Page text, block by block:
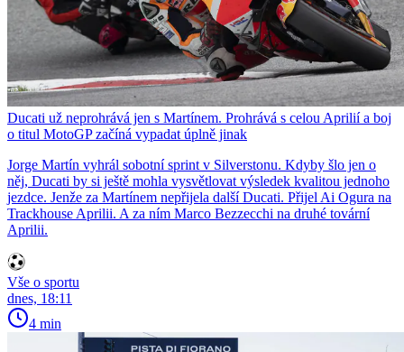
Ducati už neprohrává jen s Martínem. Prohrává s celou Aprilií a boj
o titul MotoGP začíná vypadat úplně jinak
Jorge Martín vyhrál sobotní sprint v Silverstonu. Kdyby šlo jen o
něj, Ducati by si ještě mohla vysvětlovat výsledek kvalitou jednoho
jezdce. Jenže za Martínem nepřijela další Ducati. Přijel Ai Ogura na
Trackhouse Aprilii. A za ním Marco Bezzecchi na druhé tovární
Aprilii.
Vše o sportu
dnes, 18:11
4 min